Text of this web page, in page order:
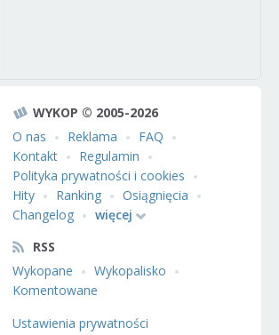
WYKOP © 2005-2026
O nas
Reklama
FAQ
Kontakt
Regulamin
Polityka prywatności i cookies
Hity
Ranking
Osiągnięcia
Changelog
więcej
RSS
Wykopane
Wykopalisko
Komentowane
Ustawienia prywatności